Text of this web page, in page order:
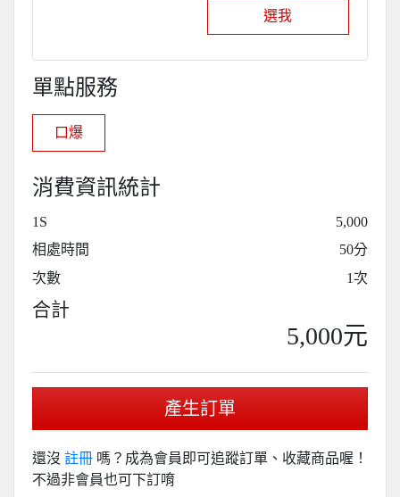
選我
單點服務
口爆
消費資訊統計
1S
5,000
相處時間
50分
次數
1次
合計
5,000元
產生訂單
還沒 註冊 嗎？成為會員即可追蹤訂單、收藏商品喔！
不過非會員也可下訂唷